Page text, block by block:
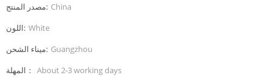
مصدر المنتج: China
اللون: White
ميناء الشحن: Guangzhou
المهلة： About 2-3 working days